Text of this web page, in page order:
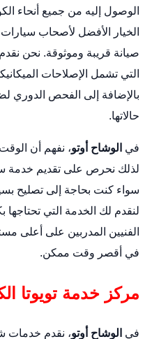
الوصول إليه من جميع أنحاء
الخيار الأفضل لأصحاب
صيانة قريبة وموثوقة. نحن
التي تشمل الإصلاحات
بالإضافة إلى الفحص الدوري
حالاتها.
في الوشاح أوتو، نفهم أن
لذلك نحرص على تقديم خدمة
سواء كنت بحاجة إلى تصليح
لنقدم لك الخدمة التي تحتاجها
الفنيين المدربين على أعلى
في أقصر وقت ممكن.
مركز خدمة تويوتا
في الوشاح أوتو، نقدم خدمات